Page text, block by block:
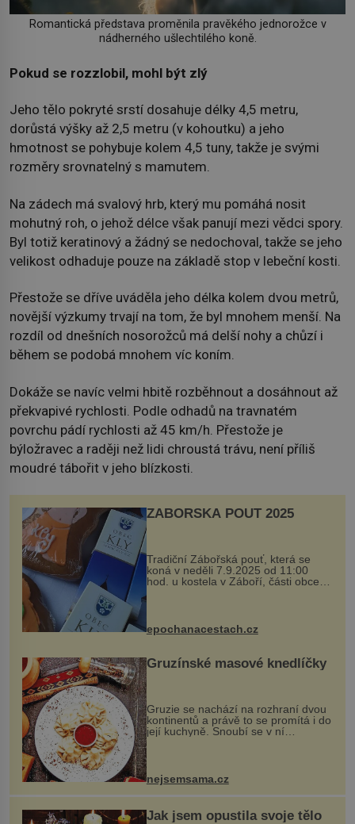
Romantická představa proměnila pravěkého jednorožce v
nádherného ušlechtilého koně.
Pokud se rozzlobil, mohl být zlý
Jeho tělo pokryté srstí dosahuje délky 4,5 metru,
dorůstá výšky až 2,5 metru (v kohoutku) a jeho
hmotnost se pohybuje kolem 4,5 tuny, takže je svými
rozměry srovnatelný s mamutem.
Na zádech má svalový hrb, který mu pomáhá nosit
mohutný roh, o jehož délce však panují mezi vědci spory.
Byl totiž keratinový a žádný se nedochoval, takže se jeho
velikost odhaduje pouze na základě stop v lebeční kosti.
Přestože se dříve uváděla jeho délka kolem dvou metrů,
novější výzkumy trvají na tom, že byl mnohem menší. Na
rozdíl od dnešních nosorožců má delší nohy a chůzí i
během se podobá mnohem víc koním.
Dokáže se navíc velmi hbitě rozběhnout a dosáhnout až
překvapivé rychlosti. Podle odhadů na travnatém
povrchu pádí rychlosti až 45 km/h. Přestože je
býložravec a raději než lidi chroustá trávu, není příliš
moudré tábořit v jeho blízkosti.
ZÁBOŘSKÁ POUŤ 2025
Tradiční Zábořská pouť, která se
koná v neděli 7.9.2025 od 11:00
hod. u kostela v Záboří, části obce
Kly u Mělníka. V programu naleznete
komentovanou prohlídku kostela,
epochanacestach.cz
Gruzínské masové knedlíčky
Gruzie se nachází na rozhraní dvou
kontinentů a právě to se promítá i do
její kuchyně. Snoubí se v ní
evropské a asijské chutě a díky tomu
pokrmy, které rozhodně st...
nejsemsama.cz
Jak jsem opustila svoje tělo